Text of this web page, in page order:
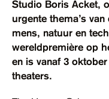
Ruimte huren
Contact
Toegankelijkheid
Studio Boris Acket,
urgente thema’s
mens, natuur en
wereldpremière op
en is vanaf 3
theaters.